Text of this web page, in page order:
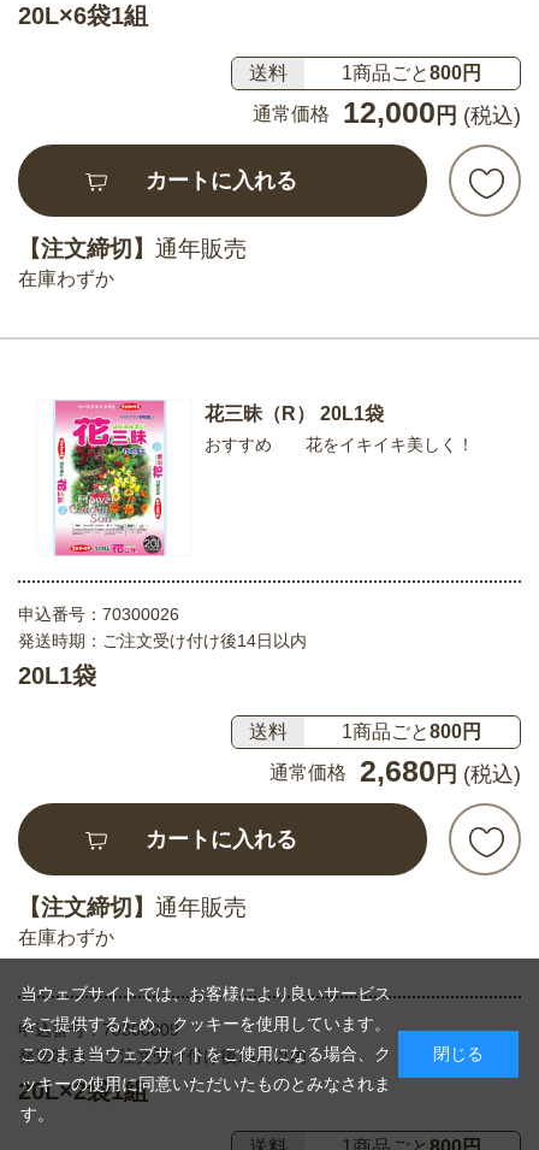
20L×6袋1組
送料 1商品ごと800円
通常価格
12,000 円 (税込)
カートに入れる
【注文締切】 通年販売
在庫わずか
花三昧（R） 20L1袋
おすすめ 花をイキイキ美しく！
申込番号： 70300026
発送時期：ご注文受け付け後14日以内
20L1袋
送料 1商品ごと800円
通常価格
2,680 円 (税込)
カートに入れる
【注文締切】 通年販売
在庫わずか
申込番号： 70300009
発送時期：ご注文受け付け後14日以内
20L×2袋1組
当ウェブサイトでは、お客様により良いサービス
をご提供するため、クッキーを使用しています。
このまま当ウェブサイトをご使用になる場合、ク
ッキーの使用に同意いただいたものとみなされま
す。
閉じる